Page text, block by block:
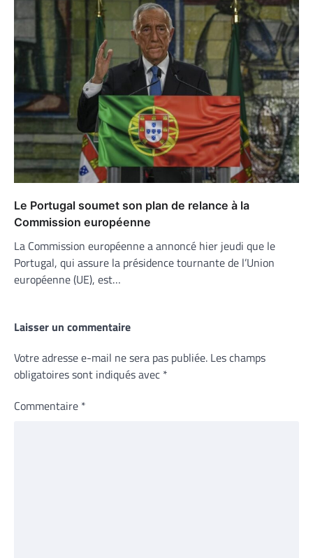
Le Portugal soumet son plan de relance à la
Commission européenne
La Commission européenne a annoncé hier jeudi que le
Portugal, qui assure la présidence tournante de l’Union
européenne (UE), est…
Laisser un commentaire
Votre adresse e-mail ne sera pas publiée. Les champs
obligatoires sont indiqués avec *
Commentaire *